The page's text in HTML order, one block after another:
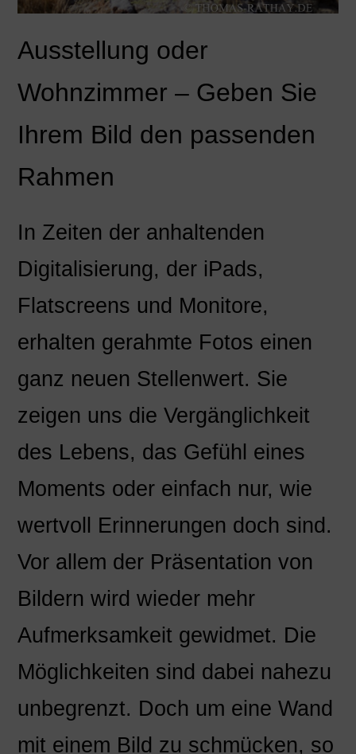
Ausstellung oder
Wohnzimmer – Geben Sie
Ihrem Bild den passenden
Rahmen
In Zeiten der anhaltenden
Digitalisierung, der iPads,
Flatscreens und Monitore,
erhalten gerahmte Fotos einen
ganz neuen Stellenwert. Sie
zeigen uns die Vergänglichkeit
des Lebens, das Gefühl eines
Moments oder einfach nur, wie
wertvoll Erinnerungen doch sind.
Vor allem der Präsentation von
Bildern wird wieder mehr
Aufmerksamkeit gewidmet. Die
Möglichkeiten sind dabei nahezu
unbegrenzt. Doch um eine Wand
mit einem Bild zu schmücken, so